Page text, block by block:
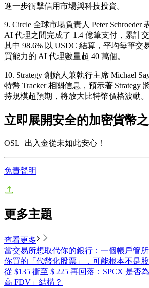
進一步衝擊信用市場與科技投資。
9. Circle 全球市場負責人 Peter Schroeder
AI 代理之間完成了 1.4 億筆支付，累計交
其中 98.6% 以 USDC 結算，平均每筆交
買能力的 AI 代理數量超 40 萬個。
10. Strategy 創始人兼執行主席 Michael
特幣 Tracker 相關信息，預示著 Strategy
持規模超預期，將放大比特幣價格波動。
立即展開安全的加密貨幣
OSL | 出入金從未如此安心！
免責聲明
更多主題
查看更多
當交易所想取代你的銀行：一個帳戶管
你買的「代幣化股票」，可能根本不是
從 $135 衝至 $ 225 再回落：SPCX 是否
高 FDV」結構？